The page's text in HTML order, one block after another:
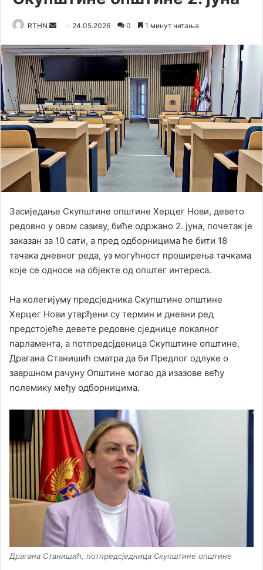
RTHN
n
a
n
e
m
a
i
24.05.2026 0 1 минут читања
Засиједање Скупштине општине Херцег Нови, девето
редовно у овом сазиву, биће одржано 2. јуна, почетак је
заказан за 10 сати, а пред одборницима ће бити 18
тачака дневног реда, уз могућност проширења тачкама
које се односе на објекте од општег интереса.
На колегијуму предсједника Скупштине општине
Херцег Нови утврђени су термин и дневни ред
предстојеће девете редовне сједнице локалног
парламента, а потпредсјденица Скупштине општине,
Драгана Станишић сматра да би Предлог одлуке о
завршном рачуну Општине могао да изазове већу
полемику међу одборницима.
Драгана Станишић, потпредсједница Скупштине општине